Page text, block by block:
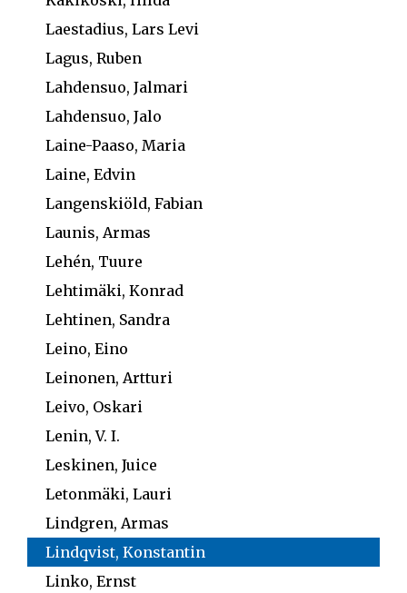
Laestadius, Lars Levi
Lagus, Ruben
Lahdensuo, Jalmari
Lahdensuo, Jalo
Laine-Paaso, Maria
Laine, Edvin
Langenskiöld, Fabian
Launis, Armas
Lehén, Tuure
Lehtimäki, Konrad
Lehtinen, Sandra
Leino, Eino
Leinonen, Artturi
Leivo, Oskari
Lenin, V. I.
Leskinen, Juice
Letonmäki, Lauri
Lindgren, Armas
Lindqvist, Konstantin
Linko, Ernst